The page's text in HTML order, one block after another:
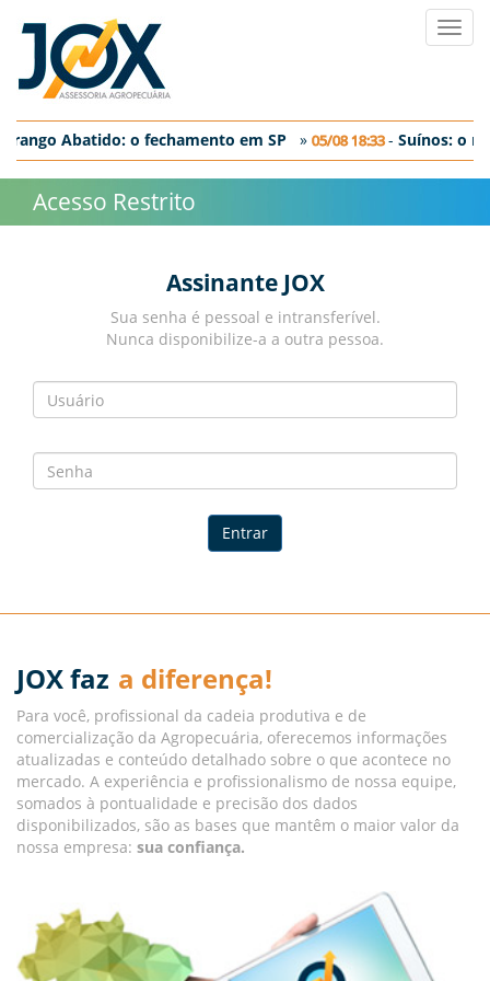
Frango Abatido: o fechamento em SP » 05/08 18:33- Suí­nos: o
Ovos: discreta correção nos preços negociados no dia de hoje
Acesso Restrito
Assinante JOX
Sua senha é pessoal e intransferível.
Nunca disponibilize-a a outra pessoa.
Entrar
JOX faz a diferença!
Para você, profissional da cadeia produtiva e de
comercialização da Agropecuária, oferecemos informações
atualizadas e conteúdo detalhado sobre o que acontece no
mercado. A experiência e profissionalismo de nossa equipe,
somados à pontualidade e precisão dos dados
disponibilizados, são as bases que mantêm o maior valor da
nossa empresa: sua confiança.